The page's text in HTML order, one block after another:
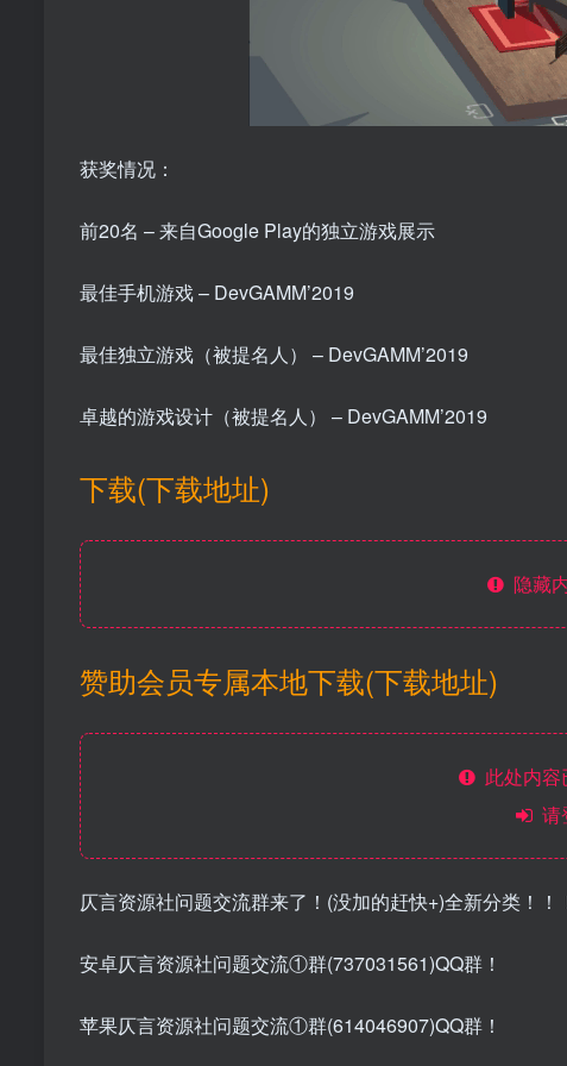
获奖情况：
前20名 – 来自Google Play的独立游戏展示
最佳手机游戏 – DevGAMM’2019
最佳独立游戏（被提名人） – DevGAMM’2019
卓越的游戏设计（被提名人） – DevGAMM’2019
下载(下载地址)
隐藏
赞助会员专属本地下载(下载地址)
此处内
请
仄言资源社问题交流群来了！(没加的赶快+)全新分类！！
安卓仄言资源社问题交流①群(737031561)QQ群！
苹果仄言资源社问题交流①群(614046907)QQ群！